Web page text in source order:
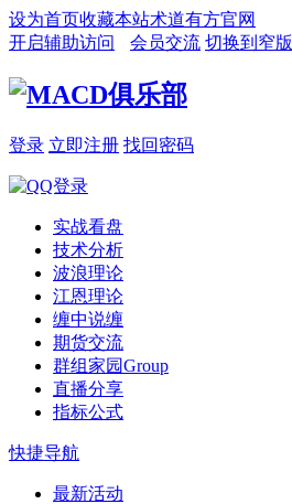
设为首页收藏本站术道有方官网
开启辅助访问
会员交流 切换到窄版
登录 立即注册 找回密码
实战看盘
技术分析
波浪理论
江恩理论
缠中说缠
期货交流
群组家园Group
直播分享
指标公式
快捷导航
最新活动